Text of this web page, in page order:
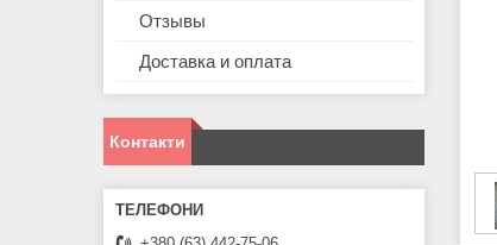
Отзывы
Доставка и оплата
Контакти